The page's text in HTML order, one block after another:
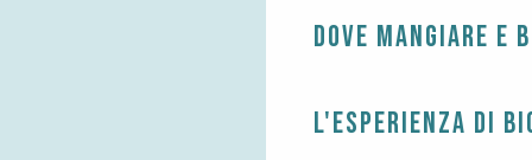
Dove mangiare e
L'esperienza di